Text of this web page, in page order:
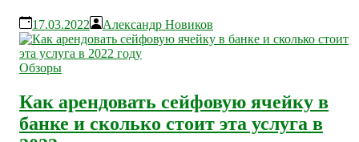
17.03.2022 Александр Новиков
Обзоры
Как арендовать сейфовую ячейку в
банке и сколько стоит эта услуга в